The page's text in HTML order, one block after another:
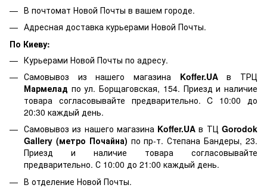
В почтомат Новой Почты в вашем городе.
Адресная доставка курьерами Новой Почты.
По Киеву:
Курьерами Новой Почты по адресу.
Самовывоз из нашего магазина Koffer.UAв ТРЦ
Мармелад по ул. Борщаговская, 154. Приезд и наличие
товара согласовывайте предварительно. C 10:00 до
20:30 каждый день.
Самовывоз из нашего магазина Koffer.UA в ТЦGorodok
Gallery (метро Почайна) по пр-т. Степана Бандеры, 23.
Приезд и наличие товара согласовывайте
предварительно. С 10:00 до 21:00 каждый день.
В отделение Новой Почты.